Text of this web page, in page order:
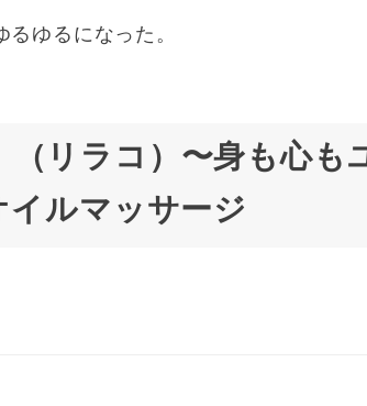
ゆるになった。
（リラコ）〜身も心も
イルマッサージ